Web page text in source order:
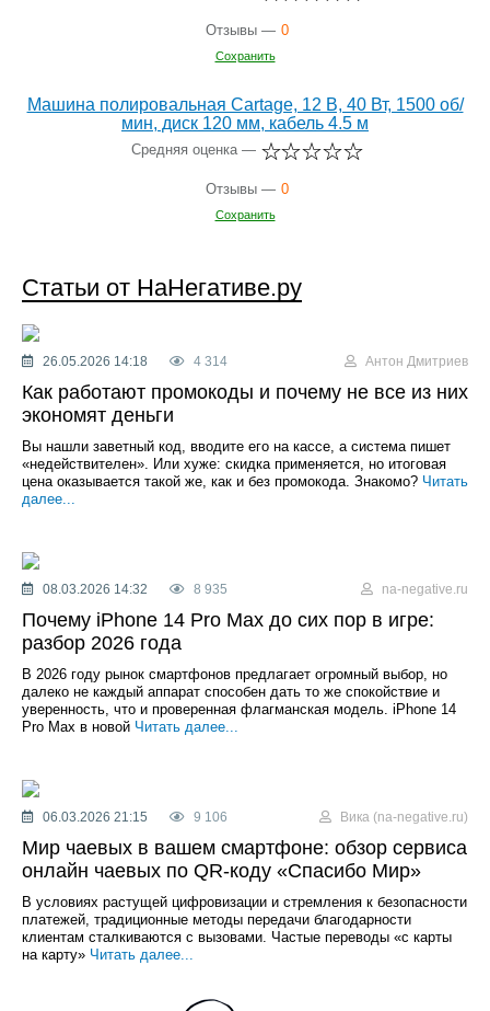
Отзывы — 0
Сохранить
Машина полировальная Cartage, 12 В, 40 Вт, 1500 об/
мин, диск 120 мм, кабель 4.5 м
Средняя оценка —
Отзывы — 0
Сохранить
Статьи от НаНегативе.ру
26.05.2026 14:18 4 314 Антон Дмитриев
Как работают промокоды и почему не все из них
экономят деньги
Вы нашли заветный код, вводите его на кассе, а система пишет
«недействителен». Или хуже: скидка применяется, но итоговая
цена оказывается такой же, как и без промокода. Знакомо? Читать
далее...
08.03.2026 14:32 8 935 na-negative.ru
Почему iPhone 14 Pro Max до сих пор в игре:
разбор 2026 года
В 2026 году рынок смартфонов предлагает огромный выбор, но
далеко не каждый аппарат способен дать то же спокойствие и
уверенность, что и проверенная флагманская модель. iPhone 14
Pro Max в новой Читать далее...
06.03.2026 21:15 9 106 Вика (na-negative.ru)
Мир чаевых в вашем смартфоне: обзор сервиса
онлайн чаевых по QR-коду «Спасибо Мир»
В условиях растущей цифровизации и стремления к безопасности
платежей, традиционные методы передачи благодарности
клиентам сталкиваются с вызовами. Частые переводы «с карты
на карту» Читать далее...